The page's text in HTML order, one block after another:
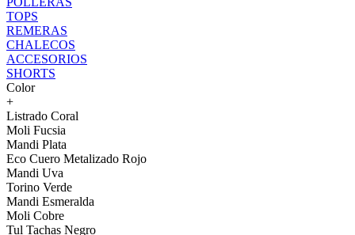
TOPS
REMERAS
CHALECOS
ACCESORIOS
SHORTS
Color
+
Listrado Coral
Moli Fucsia
Mandi Plata
Eco Cuero Metalizado Rojo
Mandi Uva
Torino Verde
Mandi Esmeralda
Moli Cobre
Tul Tachas Negro